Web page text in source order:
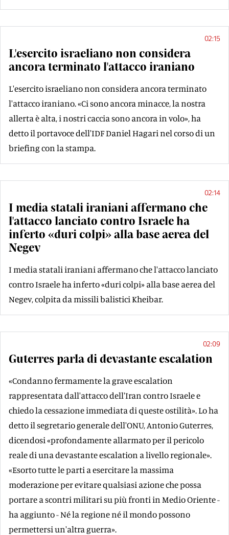
02:15
L'esercito israeliano non considera
ancora terminato l'attacco iraniano
L'esercito israeliano non considera ancora terminato
l'attacco iraniano. «Ci sono ancora minacce, la nostra
allerta è alta, i nostri caccia sono ancora in volo», ha
detto il portavoce dell'IDF Daniel Hagari nel corso di un
briefing con la stampa.
02:14
I media statali iraniani affermano che
l'attacco lanciato contro Israele ha
inferto «duri colpi» alla base aerea del
Negev
I media statali iraniani affermano che l'attacco lanciato
contro Israele ha inferto «duri colpi» alla base aerea del
Negev, colpita da missili balistici Kheibar.
02:09
Guterres parla di devastante escalation
«Condanno fermamente la grave escalation
rappresentata dall'attacco dell'Iran contro Israele e
chiedo la cessazione immediata di queste ostilità». Lo ha
detto il segretario generale dell'ONU, Antonio Guterres,
dicendosi «profondamente allarmato per il pericolo
reale di una devastante escalation a livello regionale».
«Esorto tutte le parti a esercitare la massima
moderazione per evitare qualsiasi azione che possa
portare a scontri militari su più fronti in Medio Oriente -
ha aggiunto - Né la regione né il mondo possono
permettersi un'altra guerra».